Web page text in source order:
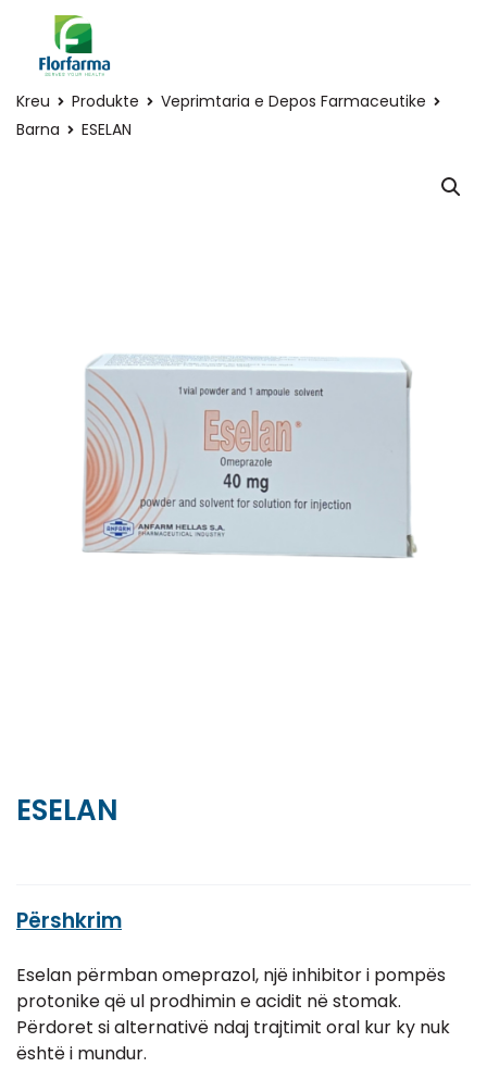
Kreu Produkte
Veprimtaria e Depos Farmaceutike
Barna
ESELAN
ESELAN
Përshkrim
Eselan përmban omeprazol, një inhibitor i pompës
protonike që ul prodhimin e acidit në stomak.
Përdoret si alternativë ndaj trajtimit oral kur ky nuk
është i mundur.